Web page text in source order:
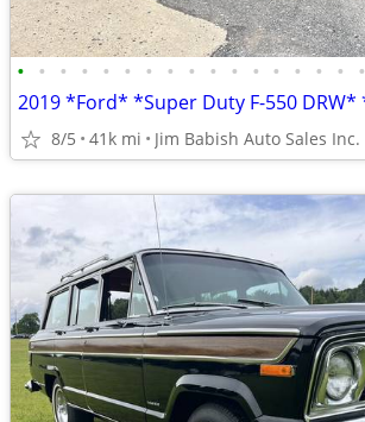
• • • • • • • • • • • • • • • • •
8/5 41k mi Jim Babish Auto Sales Inc.